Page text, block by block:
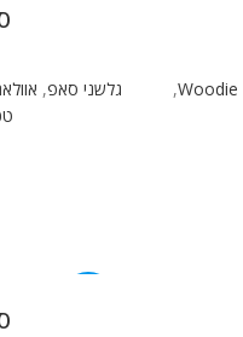
,
גלשני סאפ,